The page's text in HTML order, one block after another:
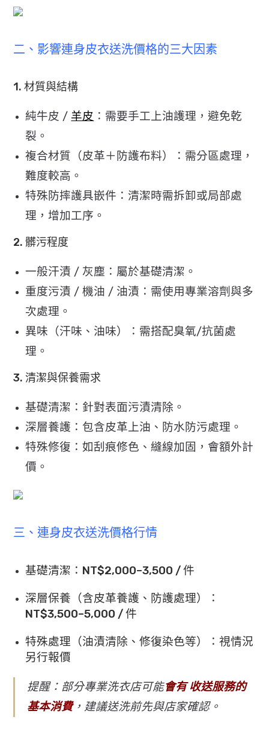
二、影響連身皮衣送洗價格的三大因素
1. 材質與結構
純牛皮 / 羊皮 ：需要手工上油護理，避免乾
裂。
複合材質（皮革＋防護布料）：需分區處理，
難度較高。
特殊防摔護具嵌件：清潔時需拆卸或局部處
理，增加工序。
2. 髒污程度
一般汗漬 / 灰塵：屬於基礎清潔。
重度污漬 / 機油 / 油漬：需使用專業溶劑與多
次處理。
異味（汗味、油味）：需搭配臭氧/抗菌處
理。
3. 清潔與保養需求
基礎清潔：針對表面污漬清除。
深層養護：包含皮革上油、防水防污處理。
特殊修復：如刮痕修色、縫線加固，會額外計
價。
三、連身皮衣送洗價格行情
基礎清潔：NT$2,000–3,500 / 件
深層保養（含皮革養護、防護處理）：
NT$3,500–5,000 / 件
特殊處理（油漬清除、修復染色等）：視情況
另行報價
提醒：部分專業洗衣店可能會有 收送服務的
基本消費，建議送洗前先與店家確認。